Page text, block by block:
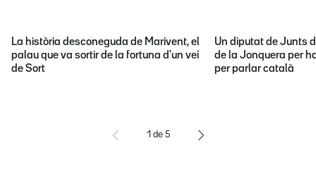
La història desconeguda de Marivent, el
palau que va sortir de la fortuna d'un veí
de Sort
Un diputat de Junts
de la Jonquera per
per parlar català
1 de 5